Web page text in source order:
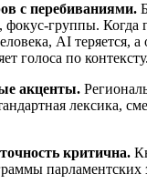
с перебиваниями.
фокус-группы. Когда
AI теряется,
голоса по контексту.
акценты.
лексика,
критична.
парламентских